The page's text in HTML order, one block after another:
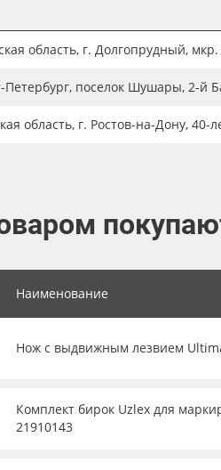
Oratape
сувениров
область, г. Долгопрудный,
Петербург, поселок Шушары, 2-й
область, г. Ростов-на-Дону,
Наименование
Нож с выдвижным лезвием
Комплект бирок Uzlex для
21910143